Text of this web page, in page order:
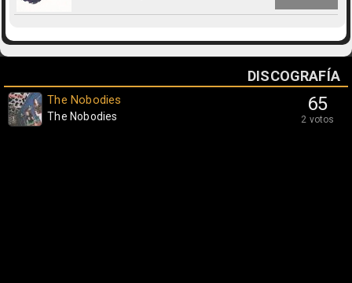
DISCOGRAFÍA
65
2 votos
The Nobodies
The Nobodies